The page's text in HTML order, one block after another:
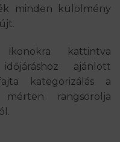
minden külölmény
kattintva
ajánlott
kategorizálás a
rangsorolja